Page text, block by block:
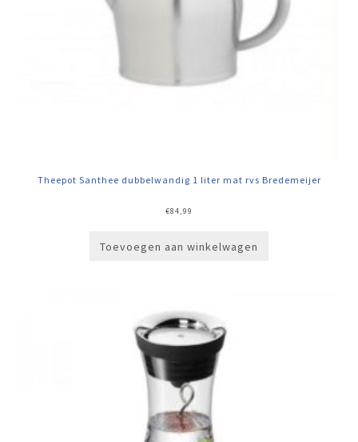
Theepot Santhee dubbelwandig 1 liter mat rvs Bredemeijer
€84,99
Toevoegen aan winkelwagen